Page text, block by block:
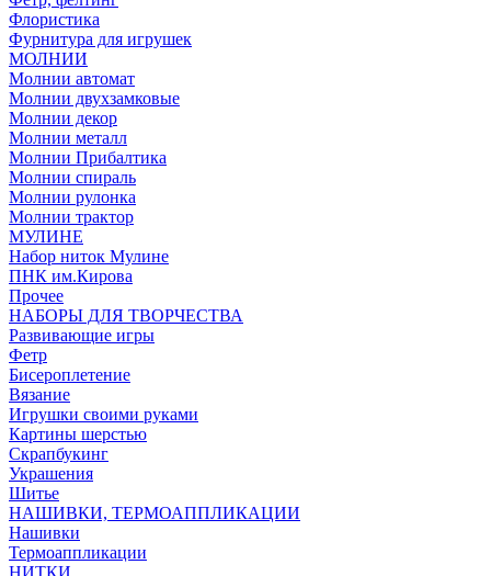
Флористика
Фурнитура для игрушек
МОЛНИИ
Молнии автомат
Молнии двухзамковые
Молнии декор
Молнии металл
Молнии Прибалтика
Молнии спираль
Молнии рулонка
Молнии трактор
МУЛИНЕ
Набор ниток Мулине
ПНК им.Кирова
Прочее
НАБОРЫ ДЛЯ ТВОРЧЕСТВА
Развивающие игры
Фетр
Бисероплетение
Вязание
Игрушки своими руками
Картины шерстью
Скрапбукинг
Украшения
Шитье
НАШИВКИ, ТЕРМОАППЛИКАЦИИ
Нашивки
Термоаппликации
НИТКИ